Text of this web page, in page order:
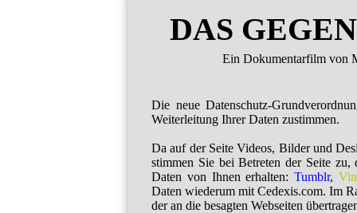
DAS
Ein Dokumentarfilm von
Die neue Datenschutz-
Weiterleitung Ihrer Daten zustimmen.
Da auf der Seite Videos, Bilder und
stimmen Sie bei Betreten der Seite zu,
Daten von Ihnen erhalten:Tumblr,
Daten wiederum mit Cedexis.com. Im
der an die besagten Webseiten